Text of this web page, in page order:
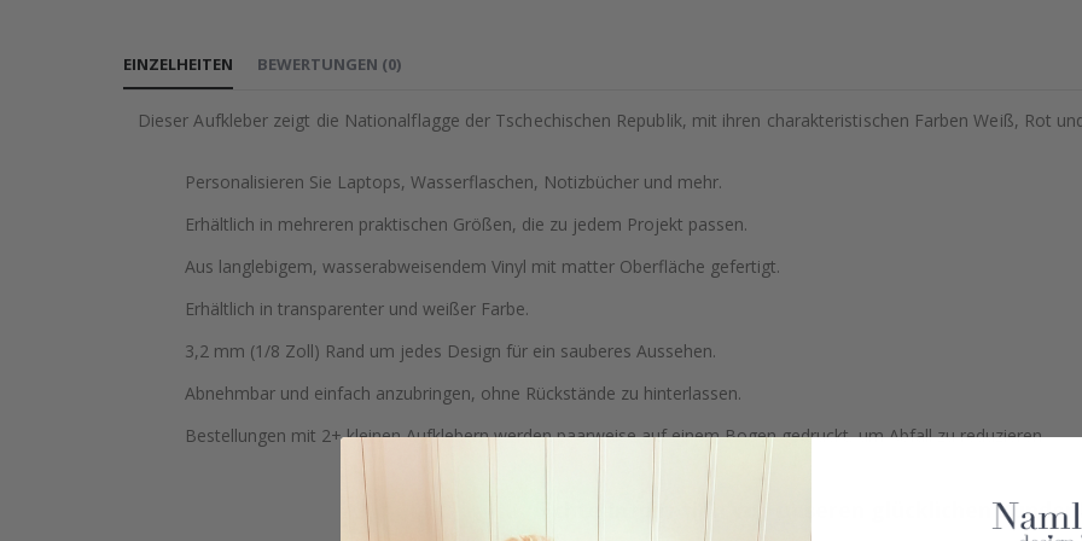
EINZELHEITEN
Dieser Aufkleber zeigt die Nationalflagge der Tschechischen Republik, mit ihren charakteristischen Farben Weiß, Rot
Personalisieren Sie Laptops, Wasserflaschen, Notizbücher und mehr.
Erhältlich in mehreren praktischen Größen, die zu jedem Projekt passen.
Aus langlebigem, wasserabweisendem Vinyl mit matter Oberfläche gefertigt.
Erhältlich in transparenter und weißer Farbe.
3,2 mm (1/8 Zoll) Rand um jedes Design für ein sauberes Aussehen.
Abnehmbar und einfach anzubringen, ohne Rückstände zu hinterlassen.
Bestellungen mit 2+ kleinen Aufklebern werden paarweise auf einem Bogen gedruckt, um Abfall zu reduzieren.
BEWERTUNGEN (0)
Echte Inspiration von unseren glücklichen